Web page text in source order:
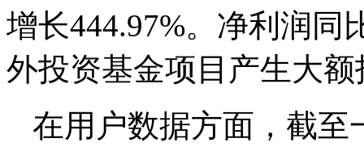
增长444.97%。净利润同
外投资基金项目产生大
在用户数据方面，截至